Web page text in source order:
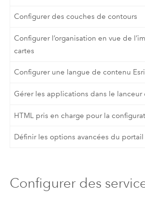
Configurer des couches de contours
Configurer l’organisation en vue de
cartes
Configurer une langue de contenu Esri
Gérer les applications dans le lanceur
HTML pris en charge pour la
Définir les options avancées du portail
Configurer des